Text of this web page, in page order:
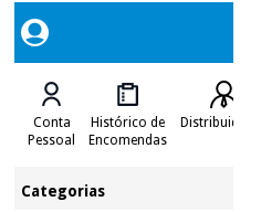
Conta
Pessoal
Histórico de
Encomendas
Distribuidores
Categorias